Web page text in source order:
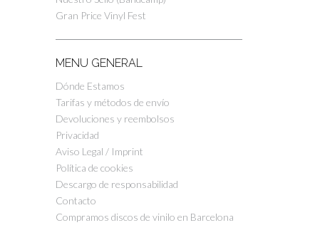
Gran Price Vinyl Fest
MENU GENERAL
Dónde Estamos
Tarifas y métodos de envío
Devoluciones y reembolsos
Privacidad
Aviso Legal / Imprint
Política de cookies
Descargo de responsabilidad
Contacto
Compramos discos de vinilo en Barcelona